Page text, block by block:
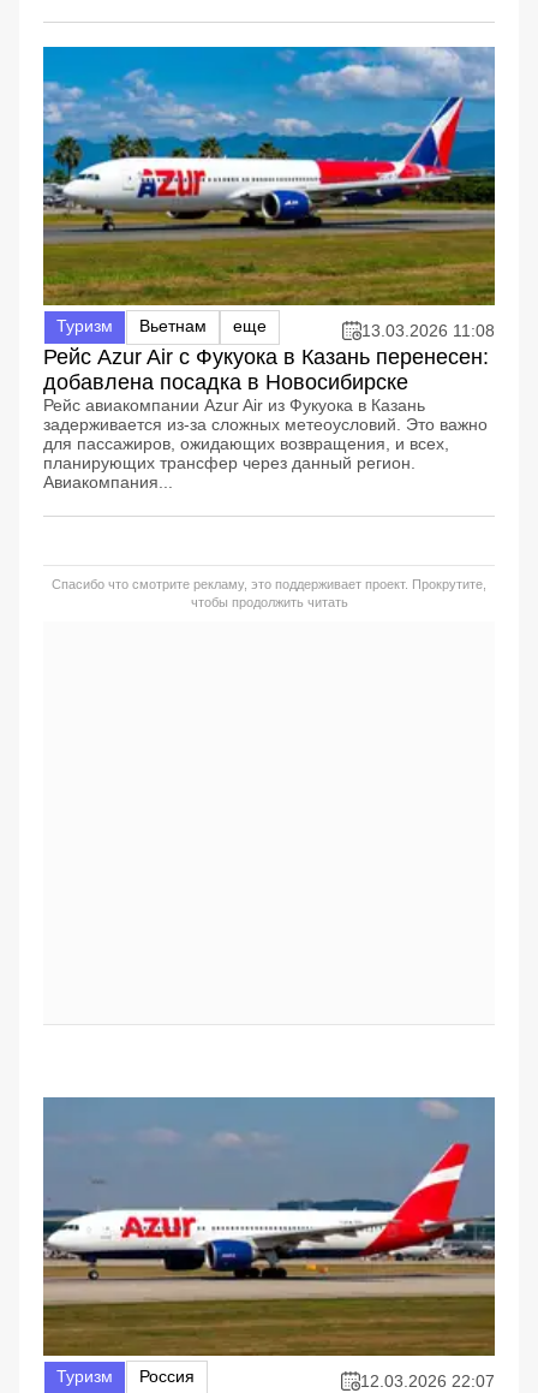
Туризм Вьетнам еще 13.03.2026 11:08
Рейс Azur Air с Фукуока в Казань перенесен:
добавлена посадка в Новосибирске
Рейс авиакомпании Azur Air из Фукуока в Казань
задерживается из-за сложных метеоусловий. Это важно
для пассажиров, ожидающих возвращения, и всех,
планирующих трансфер через данный регион.
Авиакомпания...
Спасибо что смотрите рекламу, это поддерживает проект. Прокрутите,
чтобы продолжить читать
Туризм Россия 12.03.2026 22:07